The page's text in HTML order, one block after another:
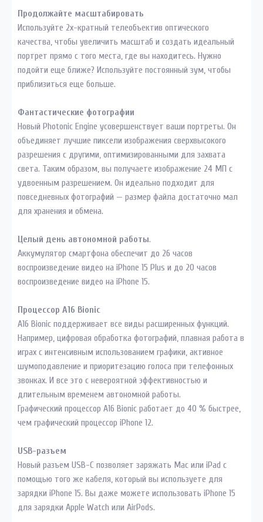
Продолжайте масштабировать
Используйте 2х-кратный телеобъектив оптического
качества, чтобы увеличить масштаб и создать идеальный
портрет прямо с того места, где вы находитесь. Нужно
подойти еще ближе? Используйте постоянный зум, чтобы
приблизиться еще больше.
Фантастические фотографии
Новый Photonic Engine усовершенствует ваши портреты. Он
объединяет лучшие пиксели изображения сверхвысокого
разрешения с другими, оптимизированными для захвата
света. Таким образом, вы получаете изображение 24 МП с
удвоенным разрешением. Он идеально подходит для
повседневных фотографий — размер файла достаточно мал
для хранения и обмена.
Целый день автономной работы.
Аккумулятор смартфона обеспечит до 26 часов
воспроизведение видео на iPhone 15 Plus и до 20 часов
воспроизведение видео на iPhone 15.
Процессор A16 Bionic
A16 Bionic поддерживает все виды расширенных функций.
Например, цифровая обработка фотографий, плавная работа в
играх с интенсивным использованием графики, активное
шумоподавление и приоритезацию голоса при телефонных
звонках. И все это с невероятной эффективностью и
длительным временем автономной работы.
Графический процессор A16 Bionic работает до 40 % быстрее,
чем графический процессор iPhone 12.
USB-разъем
Новый разъем USB-C позволяет заряжать Mac или iPad с
помощью того же кабеля, который вы используете для
зарядки iPhone 15. Вы даже можете использовать iPhone 15
для зарядки Apple Watch или AirPods.